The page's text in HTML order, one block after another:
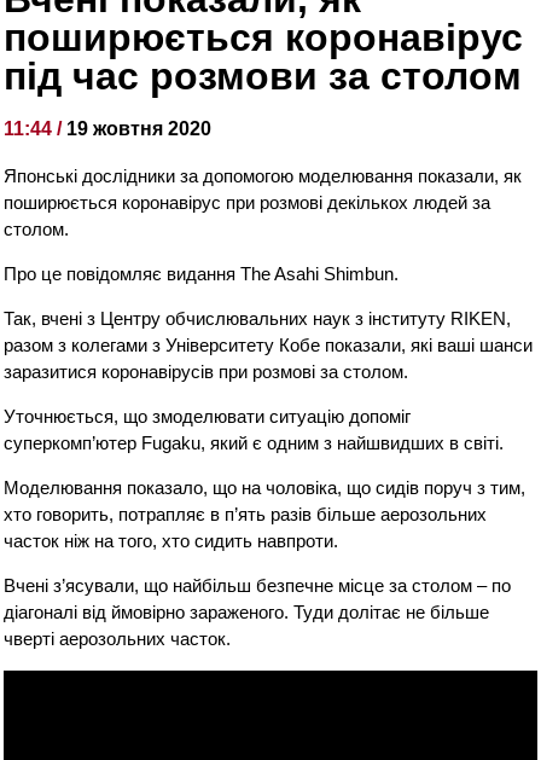
поширюється коронавірус
під час розмови за столом
11:44 / 19 жовтня 2020
Японські дослідники за допомогою моделювання показали, як
поширюється коронавірус при розмові декількох людей за
столом.
Про це повідомляє видання The Asahi Shimbun.
Так, вчені з Центру обчислювальних наук з інституту RIKEN,
разом з колегами з Університету Кобе показали, які ваші шанси
заразитися коронавірусів при розмові за столом.
Уточнюється, що змоделювати ситуацію допоміг
суперкомп’ютер Fugaku, який є одним з найшвидших в світі.
Моделювання показало, що на чоловіка, що сидів поруч з тим,
хто говорить, потрапляє в п’ять разів більше аерозольних
часток ніж на того, хто сидить навпроти.
Вчені з’ясували, що найбільш безпечне місце за столом – по
діагоналі від ймовірно зараженого. Туди долітає не більше
чверті аерозольних часток.